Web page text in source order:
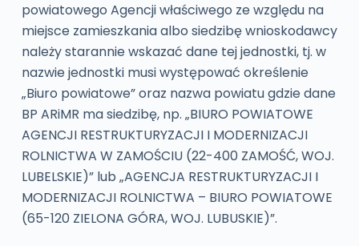
powiatowego Agencji właściwego ze względu na
miejsce zamieszkania albo siedzibę wnioskodawcy
należy starannie wskazać dane tej jednostki, tj. w
nazwie jednostki musi występować określenie
„Biuro powiatowe” oraz nazwa powiatu gdzie dane
BP ARiMR ma siedzibę, np. „BIURO POWIATOWE
AGENCJI RESTRUKTURYZACJI I MODERNIZACJI
ROLNICTWA W ZAMOŚCIU (22-400 ZAMOŚĆ, WOJ.
LUBELSKIE)” lub „AGENCJA RESTRUKTURYZACJI I
MODERNIZACJI ROLNICTWA – BIURO POWIATOWE
(65-120 ZIELONA GÓRA, WOJ. LUBUSKIE)”.